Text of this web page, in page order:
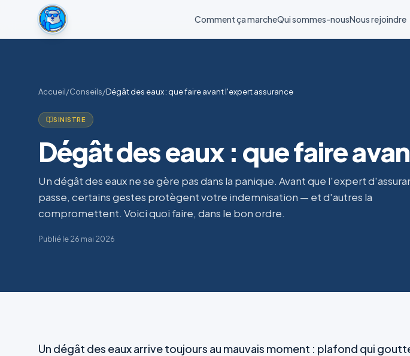
Comment ça marcheQui sommes-nousNous rejoindre
Accueil/Conseils/Dégât des eaux : que faire avant l'expert assurance
SINISTRE
Dégât des eaux : que faire
Un dégât des eaux ne se gère pas dans la panique. Avant que l'expert
passe, certains gestes protègent votre indemnisation — et d'autres la
compromettent. Voici quoi faire, dans le bon ordre.
Publié le26 mai 2026
Un dégât des eaux arrive toujours au mauvais moment : plafond qui